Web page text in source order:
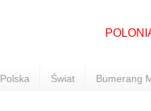
POLONIA
Polska Świat Bumerang